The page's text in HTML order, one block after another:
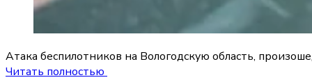
Атака беспилотников на Вологодскую область,
Читать полностью